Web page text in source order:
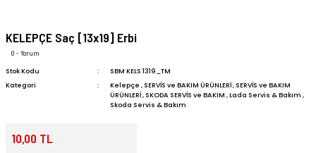
KELEPÇE Saç [13x19] Erbi
0 - Yorum
Stok Kodu
SBM KELS 1319_TM
Kategori
Kelepçe , SERVİS ve BAKIM ÜRÜNLERİ, SERVİS ve BAKIM
ÜRÜNLERİ, SKODA SERVİS ve BAKIM ,Lada Servis & Bakım ,
Skoda Servis & Bakım
10,00 TL